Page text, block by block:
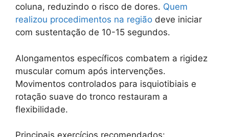
coluna, reduzindo o risco de dores. Quem
realizou procedimentos na região deve iniciar
com sustentação de 10-15 segundos.
Alongamentos específicos combatem a rigidez
muscular comum após intervenções.
Movimentos controlados para isquiotibiais e
rotação suave do tronco restauram a
flexibilidade.